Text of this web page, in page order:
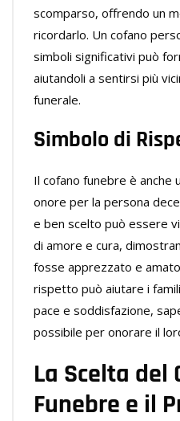
scomparso, offrendo un
ricordarlo. Un cofano
simboli significativi può
aiutandoli a sentirsi più
funerale.
Simbolo di
Il cofano funebre è anche
onore per la persona
e ben scelto può essere
di amore e cura,
fosse apprezzato e
rispetto può aiutare i
pace e soddisfazione,
possibile per onorare il
La Scelta del
Funebre e il